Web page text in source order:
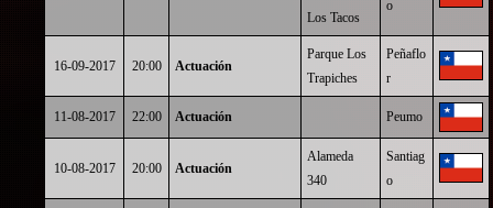
Los Tacos
o
16-09-2017 20:00 Actuación
Parque Los
Trapiches
Peñaflo
r
11-08-2017 22:00 Actuación Peumo
10-08-2017 20:00 Actuación
Alameda
340
Santiag
o